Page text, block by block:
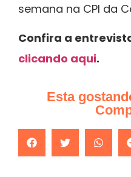
semana na CPI da
Confira a
clicando aqui.
Esta